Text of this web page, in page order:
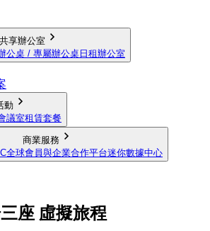
共享辦公室
公桌 / 專屬辦公桌 日租辦公室
動
議室租賃套餐
商業服務
全球會員與企業合作平台迷你數據中心
座 虛擬旅程